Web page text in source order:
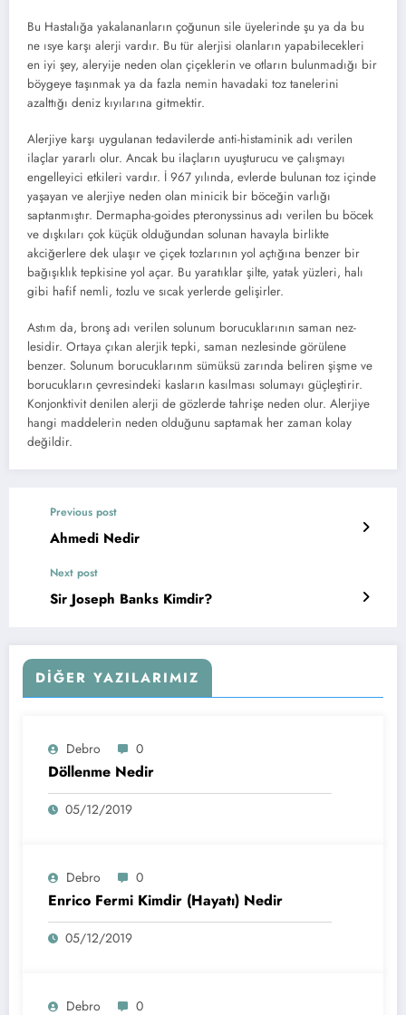
Bu Hastalığa yakalananların çoğunun sile üyelerinde şu ya da bu
ne ısye karşı alerji vardır. Bu tür alerjisi olanların yapabilecekleri
en iyi şey, aleryije neden olan çiçeklerin ve otların bulunmadığı bir
böygeye taşınmak ya da fazla nemin havadaki toz tanelerini
azalttığı deniz kıyılarına gitmektir.
Alerjiye karşı uygulanan tedavilerde anti-histaminik adı verilen
ilaçlar yararlı olur. Ancak bu ilaçların uyuşturucu ve çalışmayı
engelleyici etkileri vardır. İ 967 yılında, evlerde bulunan toz içinde
yaşayan ve alerjiye neden olan minicik bir böceğin varlığı
saptanmıştır. Dermapha-goides pteronyssinus adı verilen bu böcek
ve dışkıları çok küçük olduğundan solunan havayla birlikte
akciğerlere dek ulaşır ve çiçek tozlarının yol açtığına benzer bir
bağışıklık tepkisine yol açar. Bu yaratıklar şilte, yatak yüzleri, halı
gibi hafif nemli, tozlu ve sıcak yerlerde gelişirler.
Astım da, bronş adı verilen solunum borucuklarının saman nez-
lesidir. Ortaya çıkan alerjik tepki, saman nezlesinde görülene
benzer. Solunum borucuklarınm sümüksü zarında beliren şişme ve
borucukların çevresindeki kasların kasılması solumayı güçleştirir.
Konjonktivit denilen alerji de gözlerde tahrişe neden olur. Alerjiye
hangi maddelerin neden olduğunu saptamak her zaman kolay
değildir.
Previous post
Ahmedi Nedir
Next post
Sir Joseph Banks Kimdir?
DIĞER YAZILARIMIZ
Debro 0
Döllenme Nedir
05/12/2019
Debro 0
Enrico Fermi Kimdir (Hayatı) Nedir
05/12/2019
Debro 0